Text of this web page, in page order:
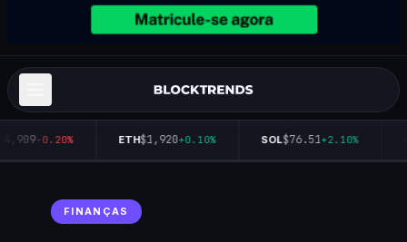
-0.20% ETH$1,920+0.10% SOL$76.51+2.10%
FINANÇAS